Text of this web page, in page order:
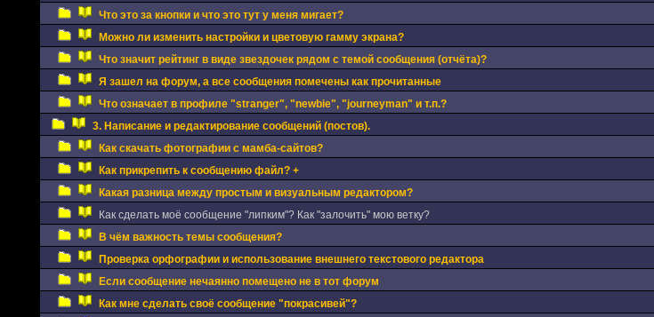
Что это за кнопки и что это тут у меня мигает?
Можно ли изменить настройки и цветовую гамму экрана?
Что значит рейтинг в виде звездочек рядом с темой сообщения (отчёта)?
Я зашел на форум, а все сообщения помечены как прочитанные
Что означает в профиле "stranger", "newbie", "journeyman" и т.п.?
3. Написание и редактирование сообщений (постов).
Как скачать фотографии с мамба-сайтов?
Как прикрепить к сообщению файл? +
Какая разница между простым и визуальным редактором?
Как сделать моё сообщение "липким"? Как "залочить" мою ветку?
В чём важность темы сообщения?
Проверка орфографии и использование внешнего текстового редактора
Если сообщение нечаянно помещено не в тот форум
Как мне сделать своё сообщение "покрасивей"?